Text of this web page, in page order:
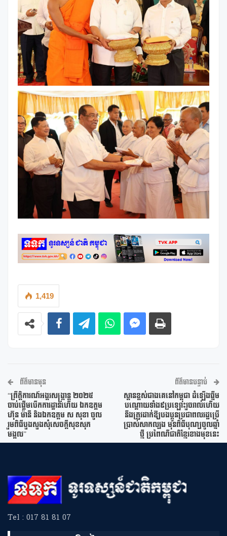
1,419
ព័ត៌មានមុន
“ព្រឹត្តិការណ៍អង្គរសង្ក្រាន្ត ២០២៥
ចាប់ផ្តើមបើកការដ្ឋានហើយ ឯកឧត្តម
ហ៊ុន ម៉ានី និងឯកឧត្តម ស សុខា ចូល
រួមពិធីបួងសួងសុំសេចក្តីសុខសុភ
មង្គល”
ព័ត៌មានបន្ទាប់
ស្ពានខ្ពស់ជាងគេនៅកម្ពុជា ដំឡើងធ្នឹម
បណ្តោយទាំង៩ប្រឡោះរួចរាល់ហើយ
នឹងត្រូវដាក់ឱ្យបងប្អូនប្រជាពលរដ្ឋប្រើ
ប្រាស់សាកល្បង មុនពិធីបុណ្យចូលឆ្នាំ
ថ្មី ប្រពៃណីជាតិខ្មែរខាងមុខនេះ
Tel : 017 81 81 07